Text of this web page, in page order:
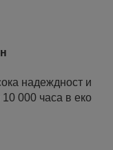
надеждност и
000 часа в еко